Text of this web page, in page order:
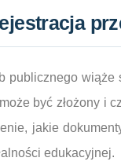
publicznego
być złożony i
jakie
edukacyjnej.